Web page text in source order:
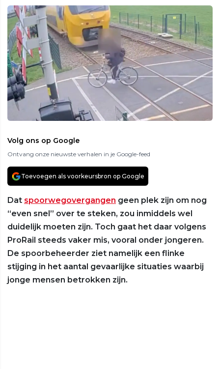
Volg ons op Google
Ontvang onze nieuwste verhalen in je Google-feed
Toevoegen als voorkeursbron op Google
Dat spoorwegovergangen geen plek zijn om nog
“even snel” over te steken, zou inmiddels wel
duidelijk moeten zijn. Toch gaat het daar volgens
ProRail steeds vaker mis, vooral onder jongeren.
De spoorbeheerder ziet namelijk een flinke
stijging in het aantal gevaarlijke situaties waarbij
jonge mensen betrokken zijn.